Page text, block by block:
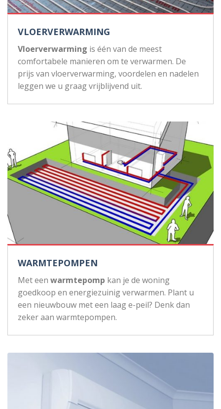
VLOERVERWARMING
Vloerverwarming is één van de meest
comfortabele manieren om te verwarmen. De
prijs van vloerverwarming, voordelen en nadelen
leggen we u graag vrijblijvend uit.
WARMTEPOMPEN
Met een warmtepomp kan je de woning
goedkoop en energiezuinig verwarmen. Plant u
een nieuwbouw met een laag e-peil? Denk dan
zeker aan warmtepompen.